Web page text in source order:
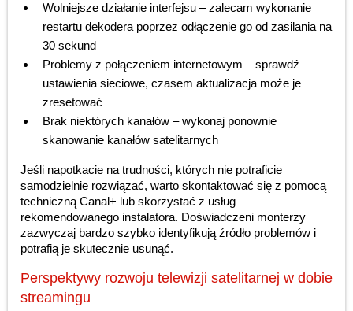
Wolniejsze działanie interfejsu – zalecam wykonanie
restartu dekodera poprzez odłączenie go od zasilania na
30 sekund
Problemy z połączeniem internetowym – sprawdź
ustawienia sieciowe, czasem aktualizacja może je
zresetować
Brak niektórych kanałów – wykonaj ponownie
skanowanie kanałów satelitarnych
Jeśli napotkacie na trudności, których nie potraficie
samodzielnie rozwiązać, warto skontaktować się z pomocą
techniczną Canal+ lub skorzystać z usług
rekomendowanego instalatora. Doświadczeni monterzy
zazwyczaj bardzo szybko identyfikują źródło problemów i
potrafią je skutecznie usunąć.
Perspektywy rozwoju telewizji satelitarnej w dobie
streamingu